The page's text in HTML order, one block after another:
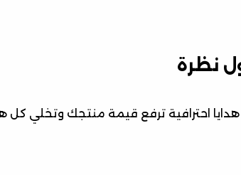
نظرة
احترافية ترفع قيمة منتجك وتخلي كل